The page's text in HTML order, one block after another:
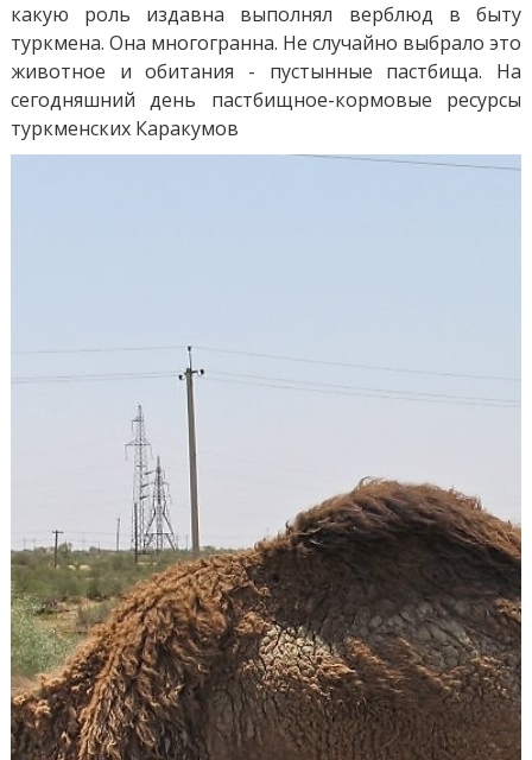
какую роль издавна выполнял верблюд в быту
туркмена. Она многогранна. Не случайно выбрало это
животное и обитания - пустынные пастбища. На
сегодняшний день пастбищное-кормовые ресурсы
туркменских Каракумов